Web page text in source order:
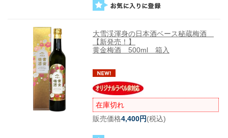
大雪渓渾身の日本酒ベース秘蔵梅酒
【新発売！】
黄金梅酒 500ml 箱入
在庫切れ
販売価格4,400円(税込)